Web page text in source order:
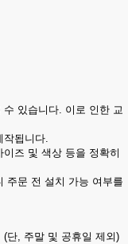
수 있습니다. 이로 인한 교
작됩니다.
즈 및 색상 등을 정확히
주문 전 설치 가능 여부를
(단, 주말 및 공휴일 제외)